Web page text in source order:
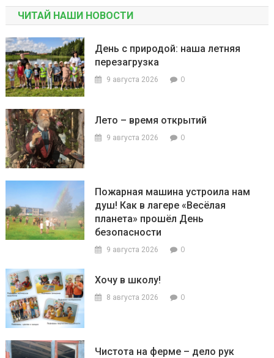
ЧИТАЙ НАШИ НОВОСТИ
День с природой: наша летняя
перезагрузка
9 августа 2026 0
Лето – время открытий
9 августа 2026 0
Пожарная машина устроила нам
душ! Как в лагере «Весёлая
планета» прошёл День
безопасности
9 августа 2026 0
Хочу в школу!
8 августа 2026 0
Чистота на ферме – дело рук